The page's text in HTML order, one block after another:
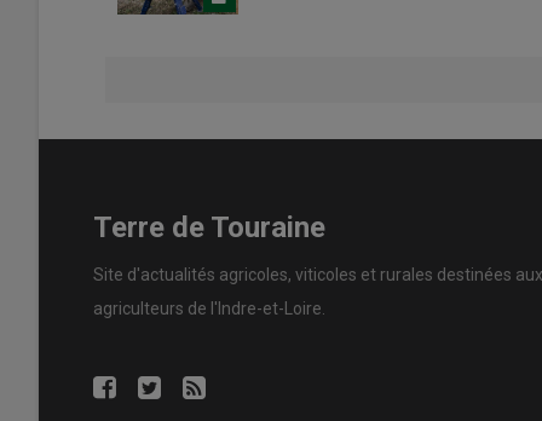
Terre de Touraine
Site d'actualités agricoles, viticoles et rurales destinées aux
agriculteurs de l'Indre-et-Loire.